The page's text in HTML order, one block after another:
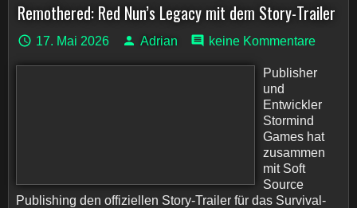
Remothered: Red Nun’s Legacy mit dem Story-Trailer
17. Mai 2026 Adrian keine Kommentare
Publisher
und
Entwickler
Stormind
Games hat
zusammen
mit Soft
Source
Publishing den offiziellen Story-Trailer für das Survival-